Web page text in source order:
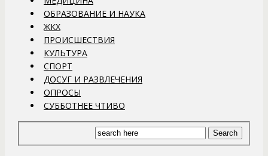
ОБРАЗОВАНИЕ И НАУКА
ЖКХ
ПРОИСШЕСТВИЯ
КУЛЬТУРА
СПОРТ
ДОСУГ И РАЗВЛЕЧЕНИЯ
ОПРОСЫ
СУББОТНЕЕ ЧТИВО